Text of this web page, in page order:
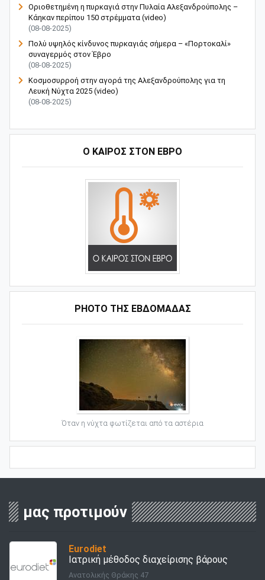
Οριοθετημένη η πυρκαγιά στην Πυλαία Αλεξανδρούπολης –
Κάηκαν περίπου 150 στρέμματα (video)
(08-08-2025)
Πολύ υψηλός κίνδυνος πυρκαγιάς σήμερα – «Πορτοκαλί»
συναγερμός στον Έβρο
(08-08-2025)
Κοσμοσυρροή στην αγορά της Αλεξανδρούπολης για τη
Λευκή Νύχτα 2025 (video)
(08-08-2025)
Ο ΚΑΙΡΟΣ ΣΤΟΝ ΕΒΡΟ
PHOTO ΤΗΣ ΕΒΔΟΜΑΔΑΣ
Όταν η νύχτα φωτίζεται από τα αστέρια
μας προτιμούν
Eurodiet
Ιατρική μέθοδος διαχείρισης βάρους
Ανατολικής Θράκης 47